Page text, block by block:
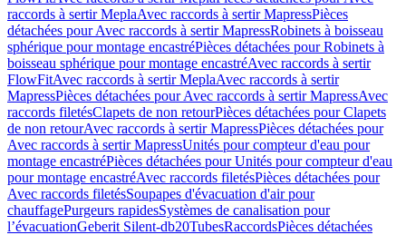
raccords à sertir MeplaAvec raccords à sertir MapressPièces
détachées pour Avec raccords à sertir MapressRobinets à boisseau
sphérique pour montage encastréPièces détachées pour Robinets à
boisseau sphérique pour montage encastréAvec raccords à sertir
FlowFitAvec raccords à sertir MeplaAvec raccords à sertir
MapressPièces détachées pour Avec raccords à sertir MapressAvec
raccords filetésClapets de non retourPièces détachées pour Clapets
de non retourAvec raccords à sertir MapressPièces détachées pour
Avec raccords à sertir MapressUnités pour compteur d'eau pour
montage encastréPièces détachées pour Unités pour compteur d'eau
pour montage encastréAvec raccords filetésPièces détachées pour
Avec raccords filetésSoupapes d'évacuation d'air pour
chauffagePurgeurs rapidesSystèmes de canalisation pour
l’évacuationGeberit Silent-db20TubesRaccordsPièces détachées